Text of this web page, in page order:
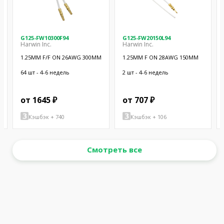
G125-FW10300F94
Harwin Inc.
1.25MM F/F ON 26AWG 300MM
64 шт - 4-6 недель
от 1645 ₽
Кэшбэк + 740
G125-FW20150L94
Harwin Inc.
1.25MM F ON 28AWG 150MM
2 шт - 4-6 недель
от 707 ₽
Кэшбэк + 106
Смотреть все